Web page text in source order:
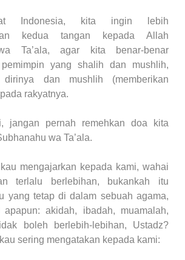
Indonesia, kita ingin lebih
kedua tangan kepada Allah
Ta’ala, agar kita benar-benar
pemimpin yang shalih dan mushlih,
dan mushlih (memberikan
rakyatnya.
jangan pernah remehkan doa kita
wa Ta’ala.
mengajarkan kepada kami, wahai
terlalu berlebihan, bukankah itu
yang tetap di dalam sebuah agama,
akidah, ibadah, muamalah,
boleh berlebih-lebihan, Ustadz?
sering mengatakan kepada kami: